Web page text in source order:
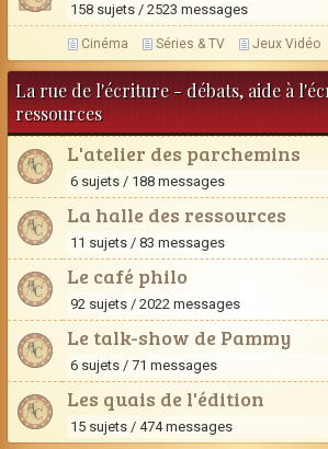
158 sujets / 2523 messages
Cinéma Séries & TV Jeux Vidéo
La rue de l'écriture - débats, aide à
ressources
L'atelier des parchemins
6 sujets / 188 messages
La halle des ressources
11 sujets / 83 messages
Le café philo
92 sujets / 2022 messages
Le talk-show de Pammy
6 sujets / 71 messages
Les quais de l'édition
15 sujets / 474 messages